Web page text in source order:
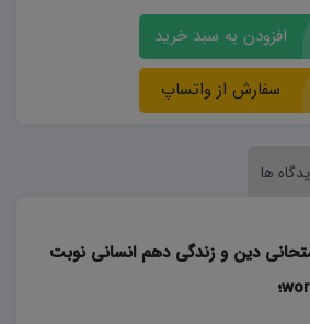
افزودن به سبد خرید
سفارش از واتساپ
ها
دین و زندگی دهم انسانی نوبت